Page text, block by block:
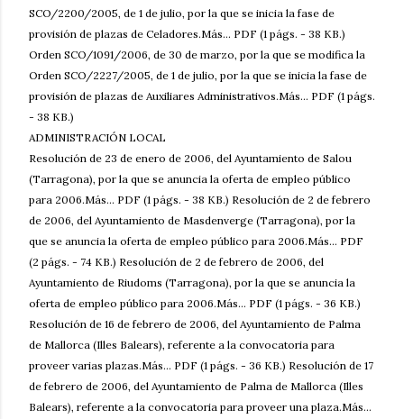
SCO/2200/2005, de 1 de julio, por la que se inicia la fase de
provisión de plazas de Celadores.Más... PDF (1 págs. - 38 KB.)
Orden SCO/1091/2006, de 30 de marzo, por la que se modifica la
Orden SCO/2227/2005, de 1 de julio, por la que se inicia la fase de
provisión de plazas de Auxiliares Administrativos.Más... PDF (1 págs.
- 38 KB.)
ADMINISTRACIÓN LOCAL
Resolución de 23 de enero de 2006, del Ayuntamiento de Salou
(Tarragona), por la que se anuncia la oferta de empleo público
para 2006.Más... PDF (1 págs. - 38 KB.) Resolución de 2 de febrero
de 2006, del Ayuntamiento de Masdenverge (Tarragona), por la
que se anuncia la oferta de empleo público para 2006.Más... PDF
(2 págs. - 74 KB.) Resolución de 2 de febrero de 2006, del
Ayuntamiento de Riudoms (Tarragona), por la que se anuncia la
oferta de empleo público para 2006.Más... PDF (1 págs. - 36 KB.)
Resolución de 16 de febrero de 2006, del Ayuntamiento de Palma
de Mallorca (Illes Balears), referente a la convocatoria para
proveer varias plazas.Más... PDF (1 págs. - 36 KB.) Resolución de 17
de febrero de 2006, del Ayuntamiento de Palma de Mallorca (Illes
Balears), referente a la convocatoria para proveer una plaza.Más...